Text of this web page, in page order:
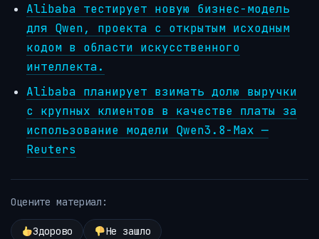
Alibaba тестирует новую бизнес-модель
для Qwen, проекта с открытым исходным
кодом в области искусственного
интеллекта.
Alibaba планирует взимать долю выручки
с крупных клиентов в качестве платы за
использование модели Qwen3.8-Max —
Reuters
Оцените материал:
Здорово Не зашло